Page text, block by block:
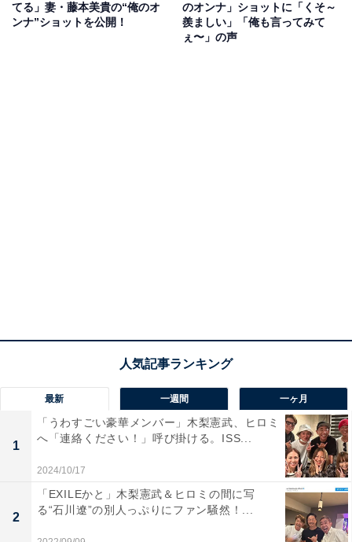
てる」妻・藤本美貴の“俺のオ
ンナ”ショットを公開！
のオンナ」ショットに「くそ～
羨ましい」「俺も言ってみて
ぇ〜」の声
最新 一週間 一ヶ月
1
「うわすごい豪華メンバー」木梨憲武、ヒロミ
へ「連絡ください！」呼び掛ける。ISS...
2024/10/17
2
「EXILEかと」木梨憲武＆ヒロミの間に写
る“石川遼”の別人っぷりにファン騒然！...